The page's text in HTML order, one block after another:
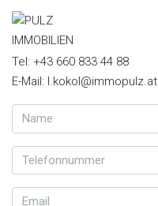
Tel: +43 660 833 44 88
E-Mail: l.kokol@immopulz.at